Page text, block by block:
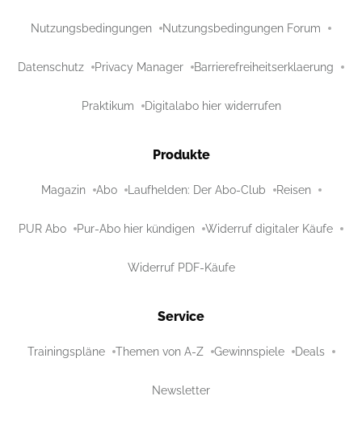
Nutzungsbedingungen Nutzungsbedingungen Forum
Datenschutz Privacy Manager Barrierefreiheitserklaerung
Praktikum Digitalabo hier widerrufen
Produkte
Magazin Abo Laufhelden: Der Abo-Club Reisen
PUR Abo Pur-Abo hier kündigen Widerruf digitaler Käufe
Widerruf PDF-Käufe
Service
Trainingspläne Themen von A-Z Gewinnspiele Deals
Newsletter